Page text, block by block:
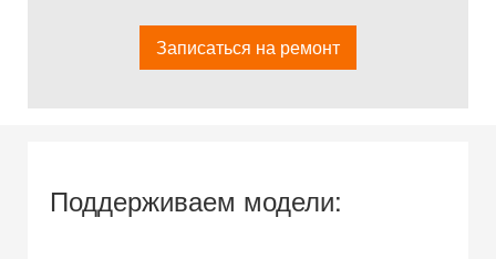
Записаться на ремонт
Поддерживаем модели: